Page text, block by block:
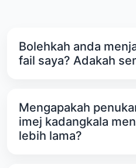
Bolehkah anda
fail saya? Adakah
keselamatan anda.
pelayan yang selamat
akses yang tidak
Mengapakah
imej kadangkala
lebih lama?